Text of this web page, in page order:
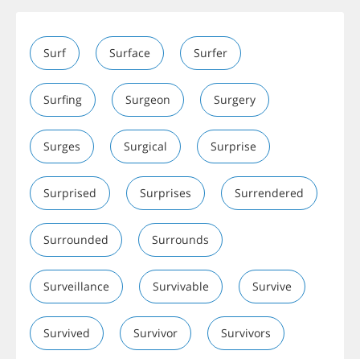
Surf Surface Surfer
Surfing Surgeon Surgery
Surges Surgical Surprise
Surprised Surprises Surrendered
Surrounded Surrounds
Surveillance Survivable Survive
Survived Survivor Survivors